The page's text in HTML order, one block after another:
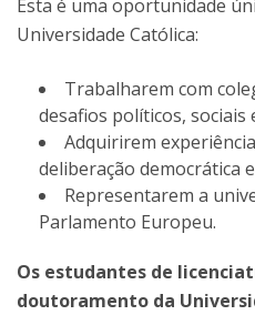
Esta é uma oportunidade
Universidade Católica:
Trabalharem com
desafios políticos, sociais
Adquirirem
deliberação democrática
Representarem a
Parlamento Europeu.
Os estudantes de
doutoramento da